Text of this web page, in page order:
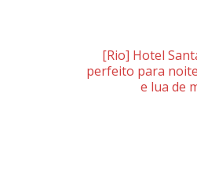
[Rio] Hotel
perfeito para
e lua de